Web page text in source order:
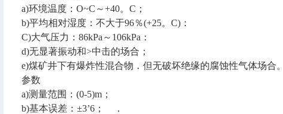
a)环境温度：O~C～+40。C；
b)平均相对湿度：不大于96％(+25。C)：
C)大气压力：86kPa～106kPa：
d)无显著振动和>中击的场合；
e)煤矿井下有爆炸性混合物．但无破坏绝缘的腐蚀性气体场合。
参数
a)测量范围：(0-5)m；
b)基本误差：±3’6； ．